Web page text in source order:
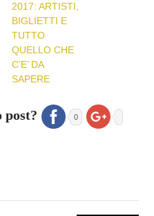
2017: ARTISTI,
BIGLIETTI E
TUTTO
QUELLO CHE
C’E’ DA
SAPERE
post? 0